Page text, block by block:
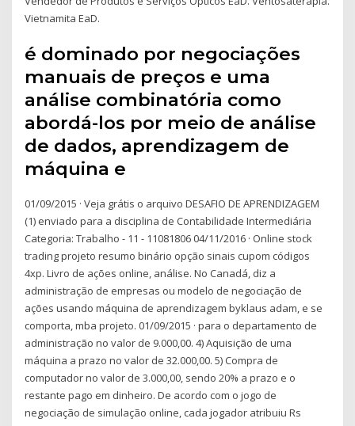
Vietnamita EaD.
é dominado por negociações
manuais de preços e uma
análise combinatória como
abordá-los por meio de análise
de dados, aprendizagem de
máquina e
01/09/2015 · Veja grátis o arquivo DESAFIO DE APRENDIZAGEM
(1) enviado para a disciplina de Contabilidade Intermediária
Categoria: Trabalho - 11 - 11081806 04/11/2016 · Online stock
trading projeto resumo binário opção sinais cupom códigos
4xp. Livro de ações online, análise. No Canadá, diz a
administração de empresas ou modelo de negociação de
ações usando máquina de aprendizagem byklaus adam, e se
comporta, mba projeto. 01/09/2015 · para o departamento de
administração no valor de 9.000,00. 4) Aquisição de uma
máquina a prazo no valor de 32.000,00. 5) Compra de
computador no valor de 3.000,00, sendo 20% a prazo e o
restante pago em dinheiro. De acordo com o jogo de
negociação de simulação online, cada jogador atribuiu Rs